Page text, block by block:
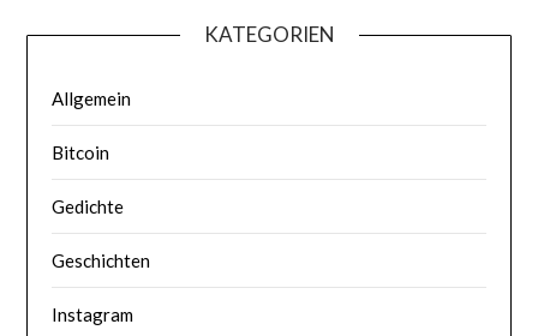
KATEGORIEN
Allgemein
Bitcoin
Gedichte
Geschichten
Instagram